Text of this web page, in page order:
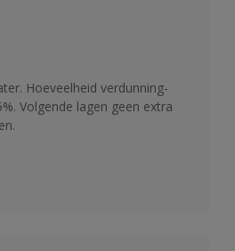
Hoeveelheid verdunning-
Volgende lagen geen extra